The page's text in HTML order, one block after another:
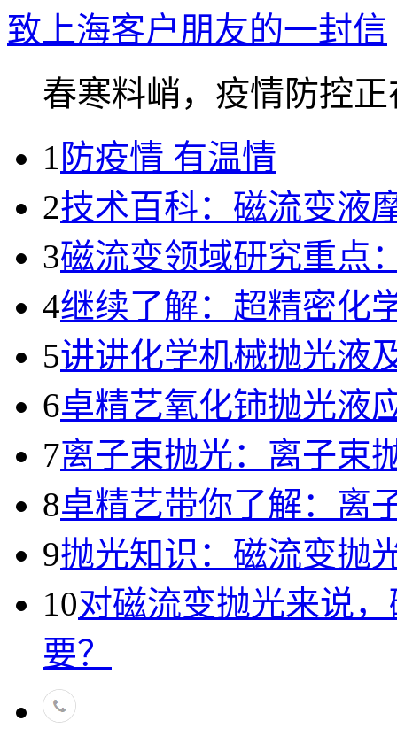
致上海客户朋友的一封信
春寒料峭，疫情防控正
1 防疫情 有温情
2技术百科：磁流变液
3磁流变领域研究重点
4继续了解：超精密化
5讲讲化学机械抛光液
6卓精艺氧化铈抛光液
7离子束抛光：离子束
8卓精艺带你了解：离
9抛光知识：磁流变抛
10对磁流变抛光来说
要？